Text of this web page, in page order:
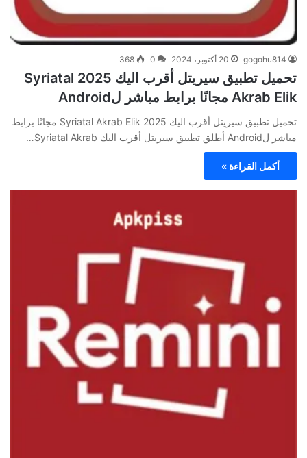
gogohu814 20 أكتوبر، 2024 0
368
تحميل تطبيق سيريتل أقرب اليك 2025 Syriatal
Akrab Elik مجانًا برابط مباشر لAndroid
تحميل تطبيق سيريتل أقرب اليك 2025 Syriatal Akrab Elik مجانًا برابط
مباشر لAndroid أطلق تطبيق سيريتل أقرب اليك Syriatal Akrab…
أكمل القراءة »